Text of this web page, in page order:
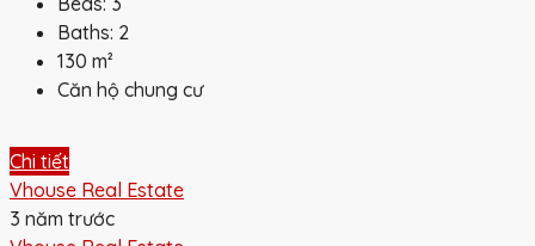
Baths: 2
130 m²
Căn hộ chung cư
Chi tiết
Vhouse Real Estate
3 năm trước